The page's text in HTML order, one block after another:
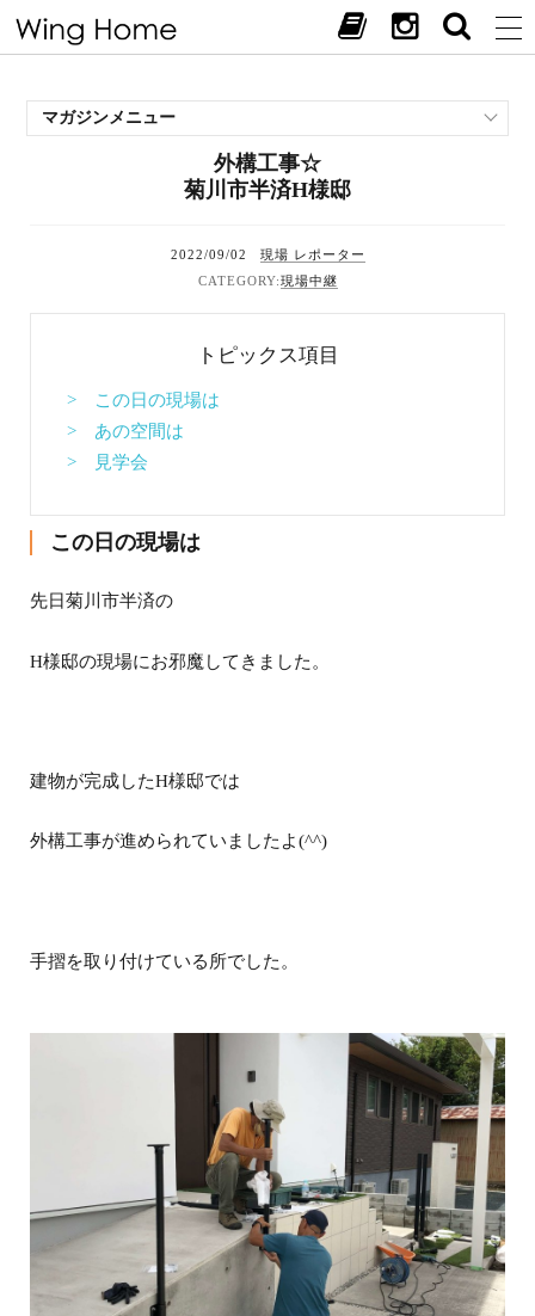
マガジンメニュー
外構工事☆
菊川市半済H様邸
2022/09/02
現場 レポーター
現場中継
トピックス項目
> この日の現場は
> あの空間は
> 見学会
この日の現場は
先日菊川市半済の
H様邸の現場にお邪魔してきました。
建物が完成したH様邸では
外構工事が進められていましたよ(^^)
手摺を取り付けている所でした。